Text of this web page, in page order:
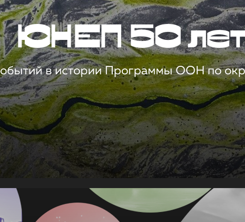
ЮНЕП 50
в истории Программы ООН по